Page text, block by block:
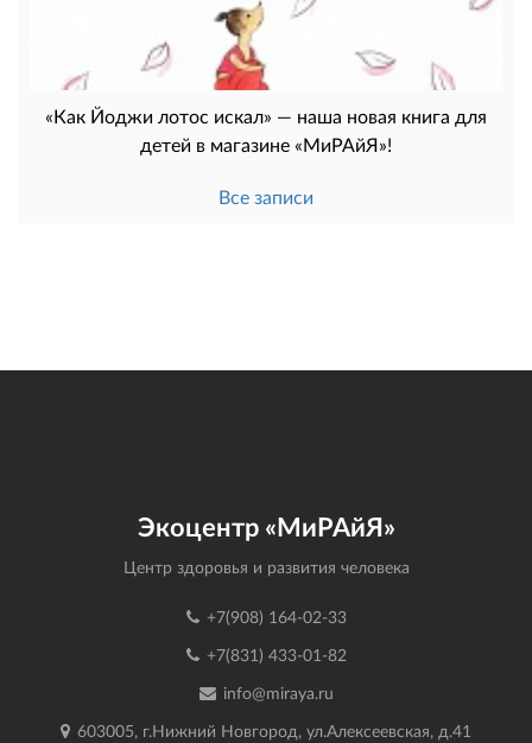
«Как Йоджи лотос искал» — наша новая книга для
детей в магазине «МиРАйЯ»!
Все записи
Экоцентр «МиРАйЯ»
Центр здоровья и развития человека
+7(908) 164-02-33
+7(831) 433-01-82
info@miraya.ru
603005, г.Нижний Новгород, ул.Алексеевская, д.41